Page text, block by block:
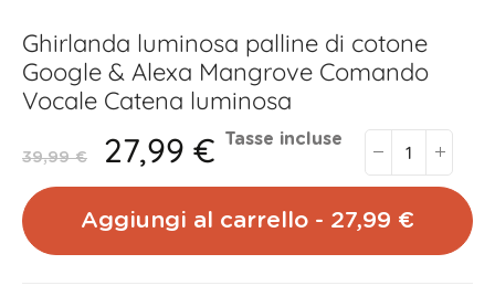
Ghirlanda luminosa palline di cotone
Google & Alexa Mangrove Comando
Vocale Catena luminosa
39,99 € 27,99 € Tasse incluse
Aggiungi al carrello - 27,99 €